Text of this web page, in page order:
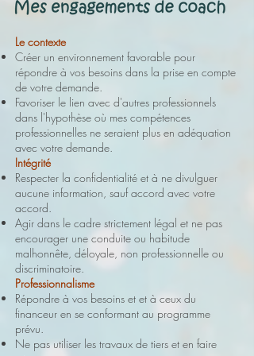
Le contexte
Créer un environnement favorable pour
répondre à vos besoins dans la prise en compte
de votre demande.
Favoriser le lien avec d'autres professionnels
dans l'hypothèse où mes compétences
professionnelles ne seraient plus en adéquation
avec votre demande.
Intégrité
Respecter la confidentialité et à ne divulguer
aucune information, sauf accord avec votre
accord.
Agir dans le cadre strictement légal et ne pas
encourager une conduite ou habitude
malhonnête, déloyale, non professionnelle ou
discriminatoire.
Professionnalisme
Répondre à vos besoins et et à ceux du
financeur en se conformant au programme
prévu.
Ne pas utiliser les travaux de tiers et en faire